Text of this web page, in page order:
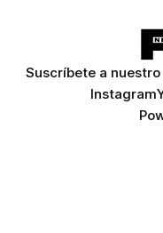
Suscríbete a
Instagram